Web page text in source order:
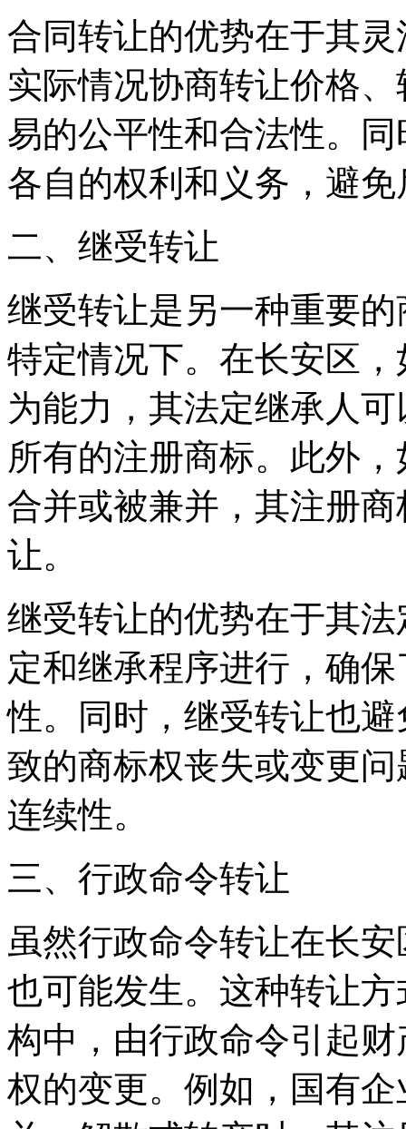
合同转让的优势在于其
实际情况协商转让价格
易的公平性和合法性。
各自的权利和义务，避
二、继受转让
继受转让是另一种重要
特定情况下。在长安区
为能力，其法定继承人
所有的注册商标。此外
合并或被兼并，其注册
让。
继受转让的优势在于其
定和继承程序进行，确
性。同时，继受转让也
致的商标权丧失或变更
连续性。
三、行政命令转让
虽然行政命令转让在长
也可能发生。这种转让
构中，由行政命令引起
权的变更。例如，国有